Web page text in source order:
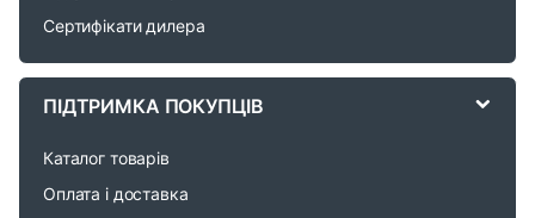
C
Сертифікати дилера
ПІДТРИМКА ПОКУПЦІВ
Каталог товарів
Оплата і доставка